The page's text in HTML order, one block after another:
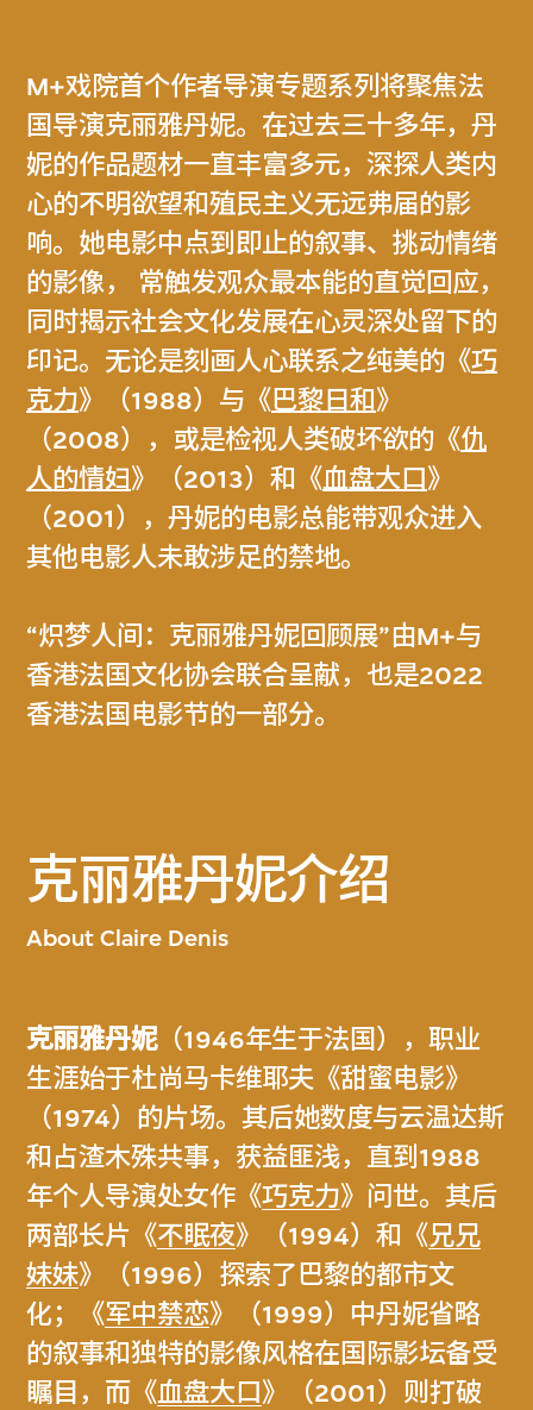
M+戏院首个作者导演专题系列将聚焦法
国导演克丽雅丹妮。在过去三十多年，丹
妮的作品题材一直丰富多元，深探人类内
心的不明欲望和殖民主义无远弗届的影
响。她电影中点到即止的叙事、挑动情绪
的影像， 常触发观众最本能的直觉回应，
同时揭示社会文化发展在心灵深处留下的
印记。无论是刻画人心联系之纯美的《巧
克力》（1988）与《巴黎日和》
（2008），或是检视人类破坏欲的《仇
人的情妇》（2013）和《血盘大口》
（2001），丹妮的电影总能带观众进入
其他电影人未敢涉足的禁地。
“炽梦人间：克丽雅丹妮回顾展”由M+与
香港法国文化协会联合呈献，也是2022
香港法国电影节的一部分。
克丽雅丹妮介绍
About Claire Denis
克丽雅丹妮（1946年生于法国），职业
生涯始于杜尚马卡维耶夫《甜蜜电影》
（1974）的片场。其后她数度与云温达斯
和占渣木殊共事，获益匪浅，直到1988
年个人导演处女作《巧克力》问世。其后
两部长片《不眠夜》（1994）和《兄兄
妹妹》（1996）探索了巴黎的都市文
化；《军中禁恋》（1999）中丹妮省略
的叙事和独特的影像风格在国际影坛备受
瞩目，而《血盘大口》（2001）则打破